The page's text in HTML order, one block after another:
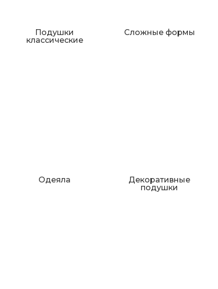
Подушки
классические
Сложные формы
Одеяла
Декоративные
подушки